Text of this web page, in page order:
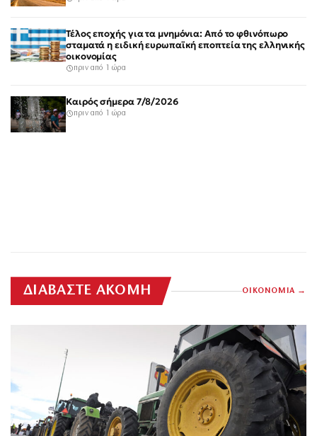
Τέλος εποχής για τα μνημόνια: Από το φθινόπωρο
σταματά η ειδική ευρωπαϊκή εποπτεία της ελληνικής
οικονομίας
πριν από 1 ώρα
Καιρός σήμερα 7/8/2026
πριν από 1 ώρα
ΔΙΑΒΑΣΤΕ ΑΚΟΜΗ ΟΙΚΟΝΟΜΙΑ